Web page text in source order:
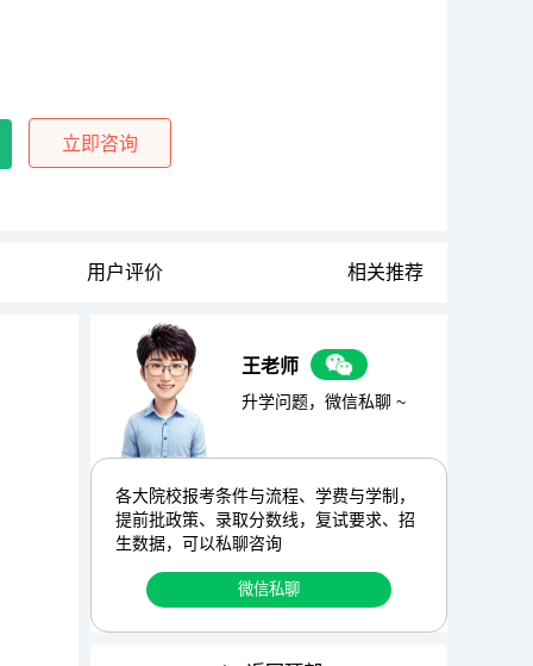
立即咨询
用户评价 相关推荐
王老师
升学问题，微信私聊 ~
各大院校报考条件与流程、学费与学制，
提前批政策、录取分数线，复试要求、招
生数据，可以私聊咨询
微信私聊